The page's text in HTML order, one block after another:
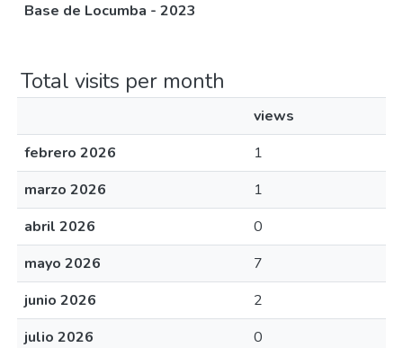
Base de Locumba - 2023
Total visits per month
views
febrero 2026
1
marzo 2026
1
abril 2026
0
mayo 2026
7
junio 2026
2
julio 2026
0